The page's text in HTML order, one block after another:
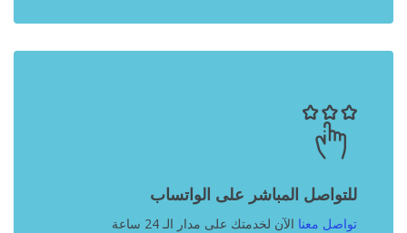
للتواصل المباشر على الواتساب
تواصل معنا الآن لخدمتك على مدار الـ 24 ساعة